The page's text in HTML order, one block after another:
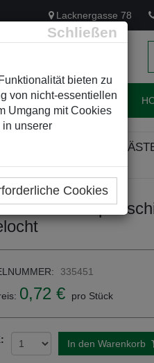
Schließen
bieten zu
von nicht-essentiellen
Umgang mit Cookies
in unserer
Cookies
Lacknergasse 78
GFK
66 40x10
335451
0,72 € pro Stück
In den Warenkorb